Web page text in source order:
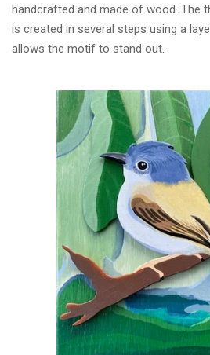
handcrafted and made of wood. The
is created in several steps using a
allows the motif to stand out.